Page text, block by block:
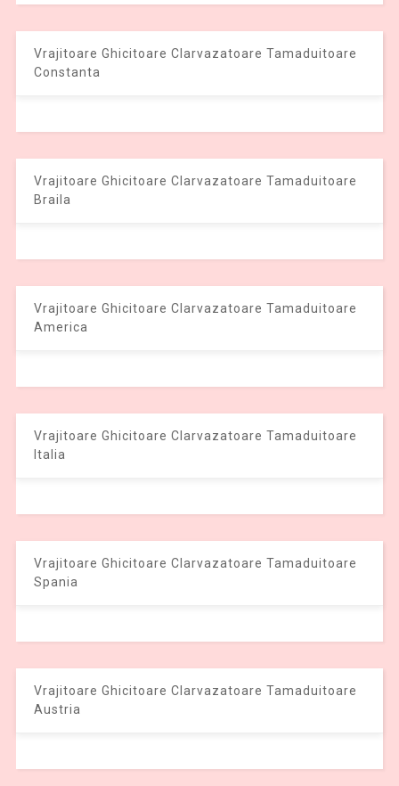
Vrajitoare Ghicitoare Clarvazatoare Tamaduitoare
Constanta
Vrajitoare Ghicitoare Clarvazatoare Tamaduitoare
Braila
Vrajitoare Ghicitoare Clarvazatoare Tamaduitoare
America
Vrajitoare Ghicitoare Clarvazatoare Tamaduitoare
Italia
Vrajitoare Ghicitoare Clarvazatoare Tamaduitoare
Spania
Vrajitoare Ghicitoare Clarvazatoare Tamaduitoare
Austria